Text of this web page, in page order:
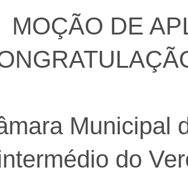
MOÇÃO DE
Municipal
do